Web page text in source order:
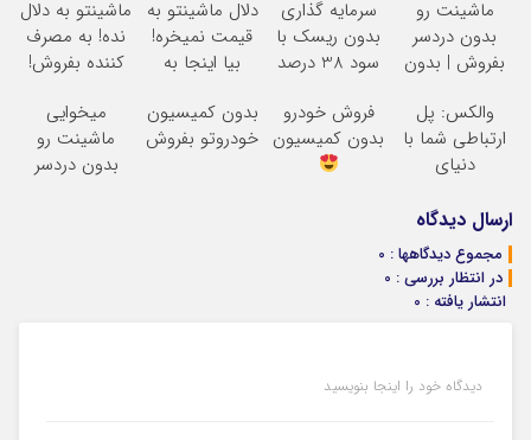
ماشینت رو
بدون دردسر
بفروش | بدون
سرمایه گذاری
بدون ریسک با
سود 38 درصد
دلال ماشینتو به
قیمت نمیخره!
بیا اینجا به
بفروش*فقط
خریدار واقعی*
ماشینتو به دلال
نده! به مصرف
کننده بفروش!
یک تماس
والکس: پل
ارتباطی شما با
دنیای
دیجیتال
فروش خودرو
بدون کمیسیون
بدون کمیسیون
خودروتو بفروش
میخوایی
ماشینت رو
بدون دردسر
ارسال دیدگاه
مجموع دیدگاهها : 0
در انتظار بررسی : 0
انتشار یافته : 0
دیدگاه خود را اینجا بنویسید